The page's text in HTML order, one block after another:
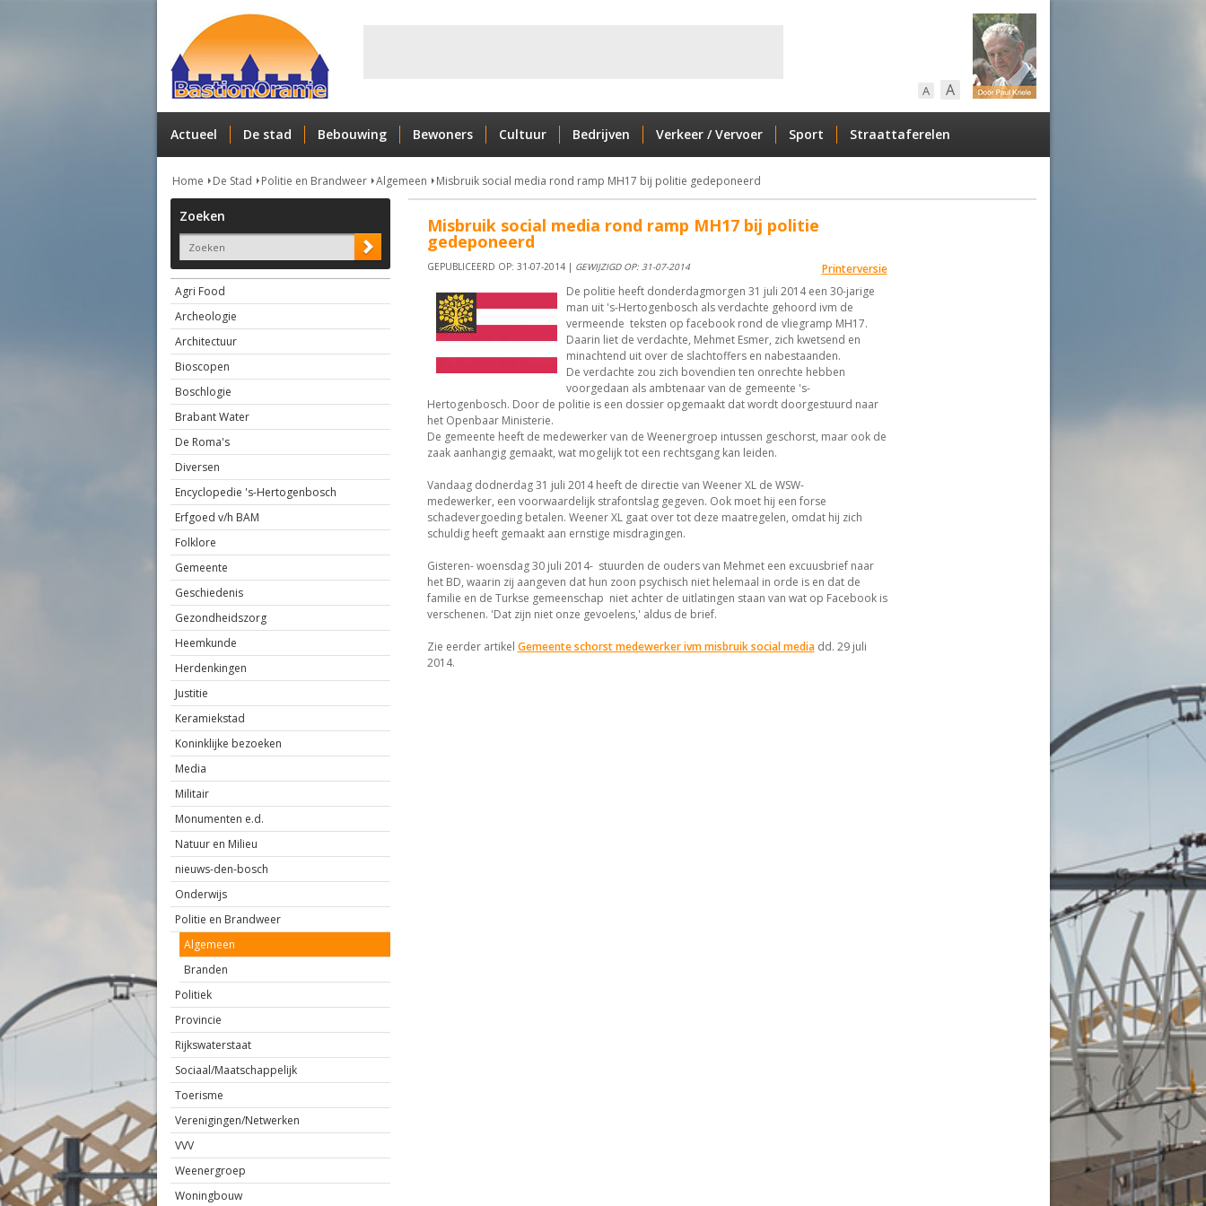
A A
Actueel De stad Bebouwing Bewoners Cultuur Bedrijven Verkeer / Vervoer Sport Straattaferelen
Home De Stad Politie en Brandweer Algemeen Misbruik social media rond ramp MH17 bij politie gedeponeerd
Zoeken
Agri Food
Archeologie
Architectuur
Bioscopen
Boschlogie
Brabant Water
De Roma's
Diversen
Encyclopedie 's-Hertogenbosch
Erfgoed v/h BAM
Folklore
Gemeente
Geschiedenis
Gezondheidszorg
Heemkunde
Herdenkingen
Justitie
Keramiekstad
Koninklijke bezoeken
Media
Militair
Monumenten e.d.
Natuur en Milieu
nieuws-den-bosch
Onderwijs
Politie en Brandweer
Algemeen
Branden
Politiek
Provincie
Rijkswaterstaat
Sociaal/Maatschappelijk
Toerisme
Verenigingen/Netwerken
VVV
Weenergroep
Woningbouw
Misbruik social media rond ramp MH17 bij politie
gedeponeerd
Printerversie
GEPUBLICEERD OP: 31-07-2014 | GEWIJZIGD OP: 31-07-2014
De politie heeft donderdagmorgen 31 juli 2014 een 30-jarige
man uit 's-Hertogenbosch als verdachte gehoord ivm de
vermeende teksten op facebook rond de vliegramp MH17.
Daarin liet de verdachte, Mehmet Esmer, zich kwetsend en
minachtend uit over de slachtoffers en nabestaanden.
De verdachte zou zich bovendien ten onrechte hebben
voorgedaan als ambtenaar van de gemeente 's-
Hertogenbosch. Door de politie is een dossier opgemaakt dat wordt doorgestuurd naar
het Openbaar Ministerie.
De gemeente heeft de medewerker van de Weenergroep intussen geschorst, maar ook de
zaak aanhangig gemaakt, wat mogelijk tot een rechtsgang kan leiden.
Vandaag dodnerdag 31 juli 2014 heeft de directie van Weener XL de WSW-
medewerker, een voorwaardelijk strafontslag gegeven. Ook moet hij een forse
schadevergoeding betalen. Weener XL gaat over tot deze maatregelen, omdat hij zich
schuldig heeft gemaakt aan ernstige misdragingen.
Gisteren- woensdag 30 juli 2014- stuurden de ouders van Mehmet een excuusbrief naar
het BD, waarin zij aangeven dat hun zoon psychisch niet helemaal in orde is en dat de
familie en de Turkse gemeenschap niet achter de uitlatingen staan van wat op Facebook is
verschenen. 'Dat zijn niet onze gevoelens,' aldus de brief.
Zie eerder artikel Gemeente schorst medewerker ivm misbruik social mediadd. 29 juli
2014.